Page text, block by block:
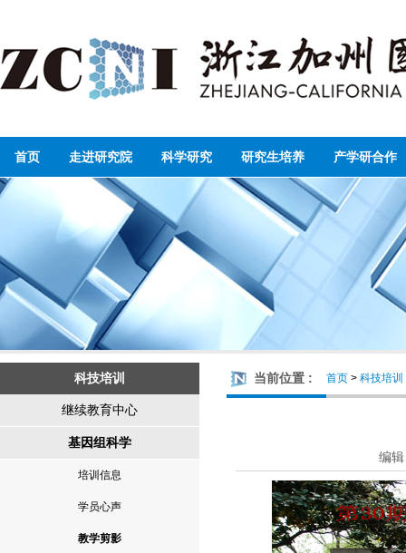
首页 走进研究院 科学研究 研究生培养 产学研合作
科技培训
继续教育中心
基因组科学
培训信息
学员心声
教学剪影
当前位置 : 首页 > 科技培训
编